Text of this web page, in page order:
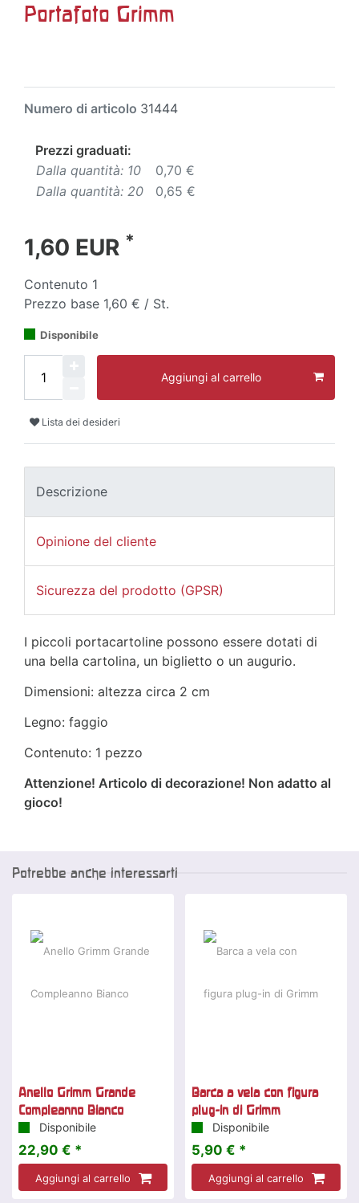
Portafoto Grimm
Numero di articolo 31444
Prezzi graduati:
Dalla quantità: 10
0,70 €
Dalla quantità: 20
0,65 €
1,60 EUR *
Contenuto 1
Prezzo base 1,60 € / St.
Disponibile
Aggiungi al carrello
Lista dei desideri
Descrizione
Opinione del cliente
Sicurezza del prodotto (GPSR)
I piccoli portacartoline possono essere dotati di
una bella cartolina, un biglietto o un augurio.
Dimensioni: altezza circa 2 cm
Legno: faggio
Contenuto: 1 pezzo
Attenzione! Articolo di decorazione! Non adatto al
gioco!
Potrebbe anche interessarti
Anello Grimm Grande
Compleanno Bianco
Disponibile
22,90 € *
Aggiungi al carrello
Barca a vela con figura
plug-in di Grimm
Disponibile
5,90 € *
Aggiungi al carrello